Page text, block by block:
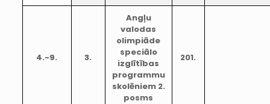
4.-9. 3.
Angļu
valodas
olimpiāde
speciālo
izglītības
programmu
skolēniem 2.
posms
201.